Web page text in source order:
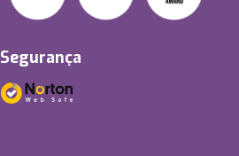
Segurança